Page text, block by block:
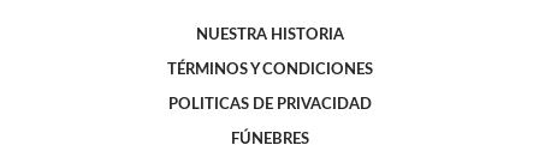
NUESTRA HISTORIA
TÉRMINOS Y CONDICIONES
POLITICAS DE PRIVACIDAD
FÚNEBRES